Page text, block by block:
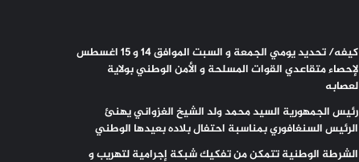
كيفه/ تحديد يومي الجمعة و السبت الموافق 14 و 15 اغسطس
لإحصاء متقاعدي القوات المسلحة و الأمن الوطني بولاية
لعصابه
رئيس الجمهورية السيد محمد ولد الشيخ الغزواني يهنئ
الرئيس السنغافوري بمناسبة احتفال بلاده بعيدها الوطني
الشرطة الوطنية تتمكن من تفكيك شبكة إجرامية لتهريب و